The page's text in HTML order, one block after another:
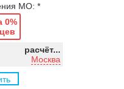
МО: *
0%
расчёт...
Москва